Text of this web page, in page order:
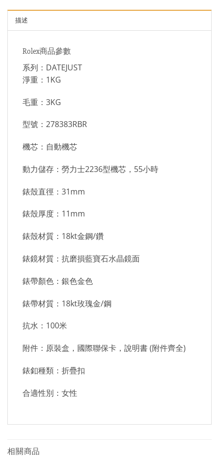
描述
Rolex商品參數
系列：DATEJUST
淨重：1KG
毛重：3KG
型號：278383RBR
機芯：自動機芯
動力儲存：勞力士2236型機芯，55小時
錶殼直徑：31mm
錶殼厚度：11mm
錶殼材質：18kt金鋼/鑽
錶鏡材質：抗磨損藍寶石水晶鏡面
錶帶顏色：銀色金色
錶帶材質：18kt玫瑰金/鋼
抗水：100米
附件：原裝盒，國際聯保卡，說明書 (附件齊全)
錶釦種類：折疊扣
合適性別：女性
相關商品